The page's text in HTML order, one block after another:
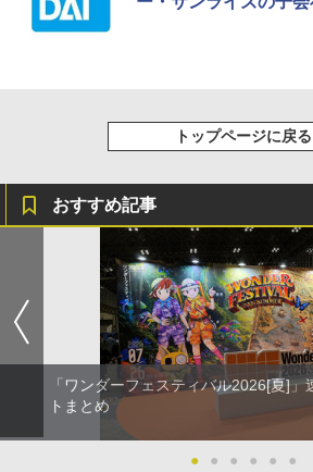
トップページに戻る
おすすめ記事
「ワンダーフェスティバル2026[夏]」
トまとめ
● ● ● ● ● ●